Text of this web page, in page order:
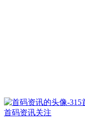
首码资讯关注